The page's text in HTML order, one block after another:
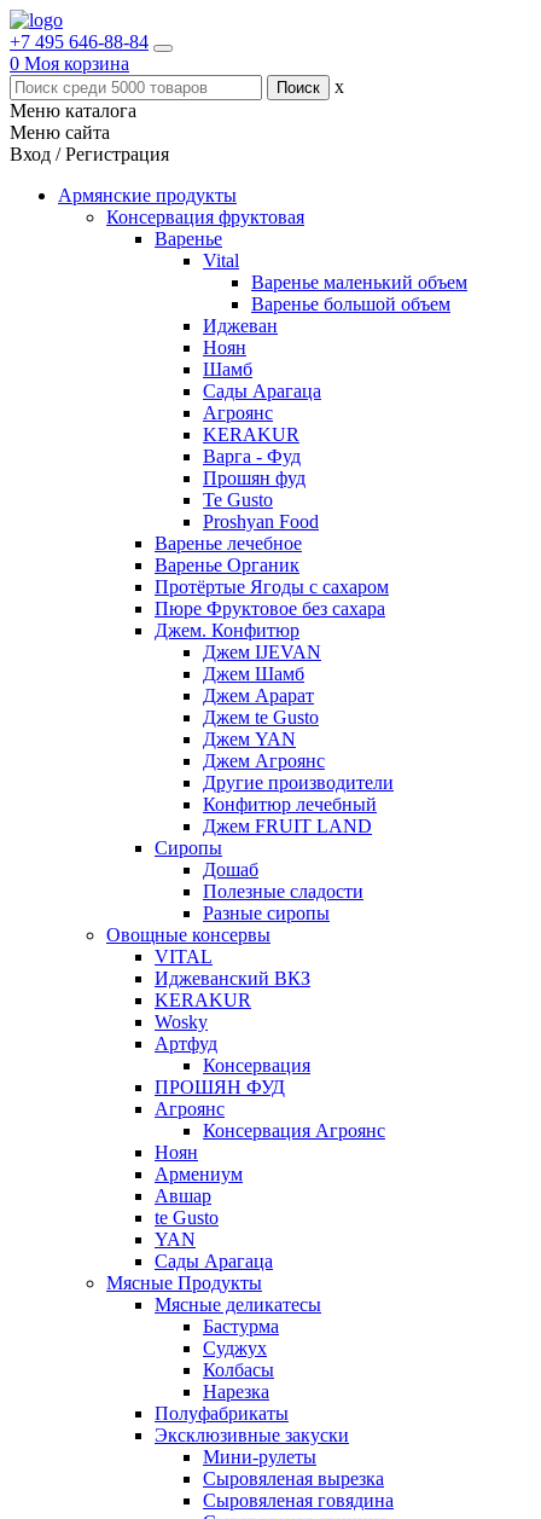
+7 495 646-88-84
0 Моя корзина
x
Меню каталога
Меню сайта
Вход / Регистрация
Армянские продукты
Консервация фруктовая
Варенье
Vital
Варенье маленький объем
Варенье большой объем
Иджеван
Ноян
Шамб
Сады Арагаца
Агроянс
KERAKUR
Варга - Фуд
Прошян фуд
Te Gusto
Proshyan Food
Варенье лечебное
Варенье Органик
Протёртые Ягоды с сахаром
Пюре Фруктовое без сахара
Джем. Конфитюр
Джем IJEVAN
Джем Шамб
Джем Арарат
Джем te Gusto
Джем YAN
Джем Агроянс
Другие производители
Конфитюр лечебный
Джем FRUIT LAND
Сиропы
Дошаб
Полезные сладости
Разные сиропы
Овощные консервы
VITAL
Иджеванский ВКЗ
KERAKUR
Wosky
Артфуд
Консервация
ПРОШЯН ФУД
Агроянс
Консервация Агроянс
Ноян
Армениум
Авшар
te Gusto
YAN
Сады Арагаца
Мясные Продукты
Мясные деликатесы
Бастурма
Суджух
Колбасы
Нарезка
Полуфабрикаты
Эксклюзивные закуски
Мини-рулеты
Сыровяленая вырезка
Сыровяленая говядина